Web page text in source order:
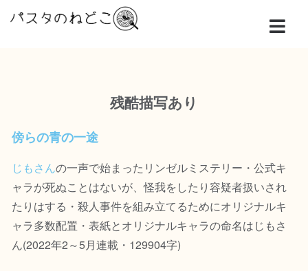
残酷描写あり
傍らの青の一途
じもさんの一声で始まったリンゼルミステリー・公式キ
ャラが死ぬことはないが、怪我をしたり容疑者扱いされ
たりはする・殺人事件を組み立てるためにオリジナルキ
ャラ多数配置・表紙とオリジナルキャラの命名はじもさ
ん(2022年2～5月連載・129904字)